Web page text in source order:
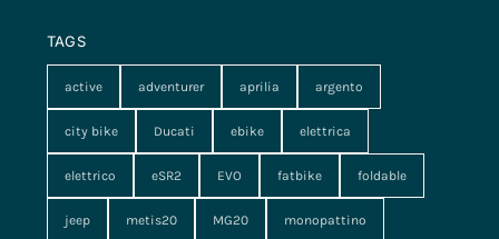
TAGS
active adventurer aprilia argento
city bike Ducati ebike elettrica
elettrico eSR2 EVO fatbike foldable
jeep metis20 MG20 monopattino